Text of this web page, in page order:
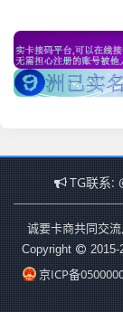
TG联系:
诚要卡商共同交
Copyright
2015-
京ICP备